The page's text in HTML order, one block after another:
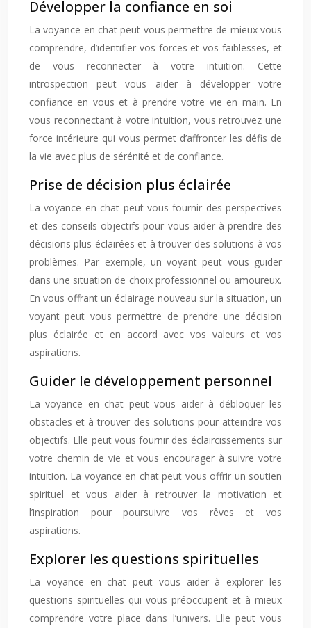
Développer la confiance en soi
La voyance en chat peut vous permettre de mieux vous
comprendre, d’identifier vos forces et vos faiblesses, et
de vous reconnecter à votre intuition. Cette
introspection peut vous aider à développer votre
confiance en vous et à prendre votre vie en main. En
vous reconnectant à votre intuition, vous retrouvez une
force intérieure qui vous permet d’affronter les défis de
la vie avec plus de sérénité et de confiance.
Prise de décision plus éclairée
La voyance en chat peut vous fournir des perspectives
et des conseils objectifs pour vous aider à prendre des
décisions plus éclairées et à trouver des solutions à vos
problèmes. Par exemple, un voyant peut vous guider
dans une situation de choix professionnel ou amoureux.
En vous offrant un éclairage nouveau sur la situation, un
voyant peut vous permettre de prendre une décision
plus éclairée et en accord avec vos valeurs et vos
aspirations.
Guider le développement personnel
La voyance en chat peut vous aider à débloquer les
obstacles et à trouver des solutions pour atteindre vos
objectifs. Elle peut vous fournir des éclaircissements sur
votre chemin de vie et vous encourager à suivre votre
intuition. La voyance en chat peut vous offrir un soutien
spirituel et vous aider à retrouver la motivation et
l’inspiration pour poursuivre vos rêves et vos
aspirations.
Explorer les questions spirituelles
La voyance en chat peut vous aider à explorer les
questions spirituelles qui vous préoccupent et à mieux
comprendre votre place dans l’univers. Elle peut vous